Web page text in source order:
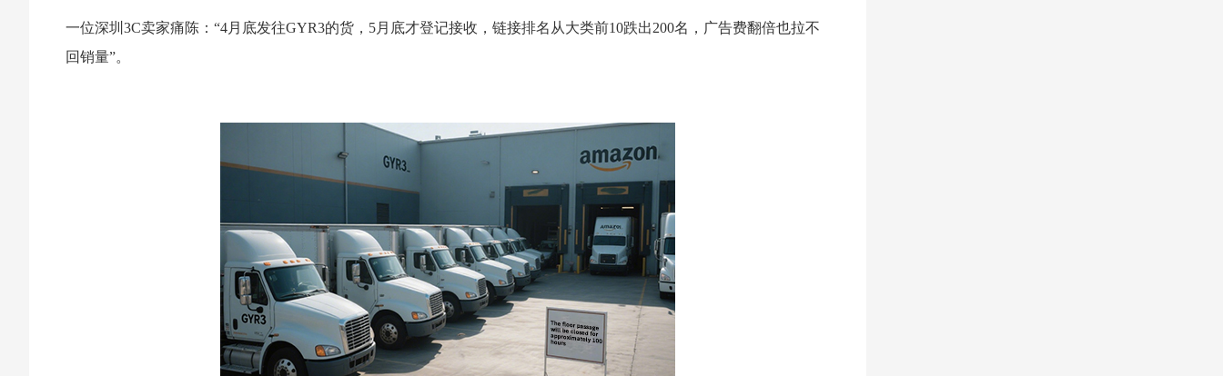
一位深圳3C卖家痛陈：“4月底发往GYR3的货，5月底才登记接收，链接排名从大类前10跌出200名，广告费翻倍也拉不
回销量”。